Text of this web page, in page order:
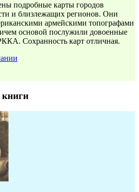
подробные карты городов
и близлежащих регионов. Они
армейскими топографами
основой послужили довоенные
Сохранность карт отличная.
книги